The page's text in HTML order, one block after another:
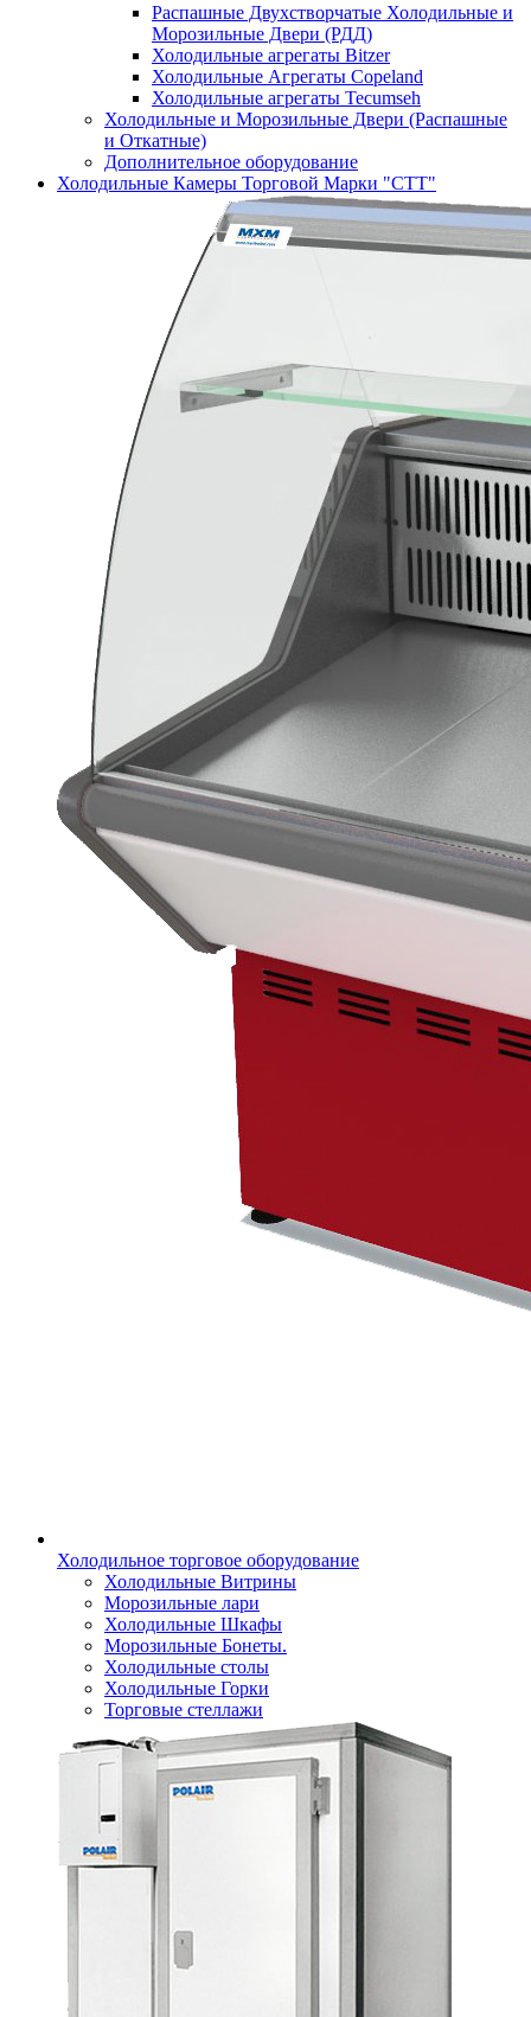
Распашные Двухстворчатые Холодильные и
Морозильные Двери (РДД)
Холодильные агрегаты Bitzer
Холодильные Агрегаты Copeland
Холодильные агрегаты Tecumseh
Холодильные и Морозильные Двери (Распашные
и Откатные)
Дополнительное оборудование
Холодильные Камеры Торговой Марки "СТТ"
Холодильное торговое оборудование
Холодильные Витрины
Морозильные лари
Холодильные Шкафы
Морозильные Бонеты.
Холодильные столы
Холодильные Горки
Торговые стеллажи